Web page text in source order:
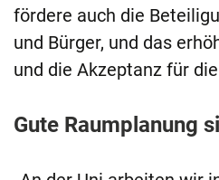
fördere auch die
und Bürger, und das
und die Akzeptanz für
Gute Raumplanung